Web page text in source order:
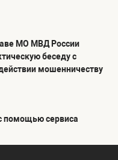
МО МВД России
беседу с
мошенничеству
помощью сервиса